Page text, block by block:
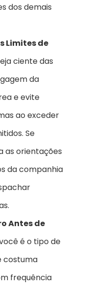
dos demais
Limites de
ciente das
da
e evite
ao exceder
Se
as orientações
da companhia
Antes de
é o tipo de
costuma
frequência